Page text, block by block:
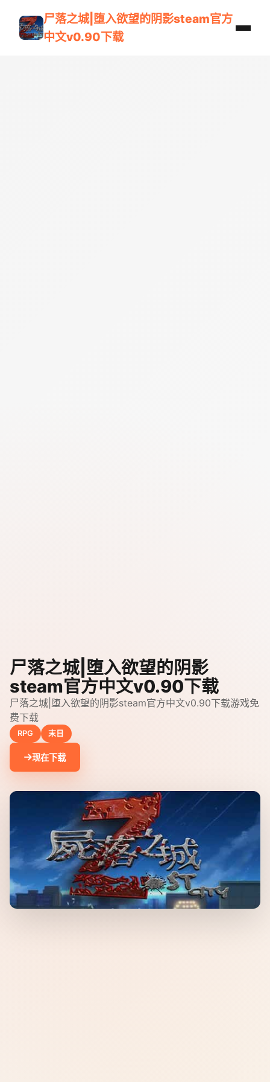
尸落之城|堕入欲望的阴影steam官方
中文v0.90下载
尸落之城|堕入欲望的阴影
steam官方中文v0.90下载
尸落之城|堕入欲望的阴影steam官方中文v0.90下载游戏免
费下载
RPG 末日
现在下载